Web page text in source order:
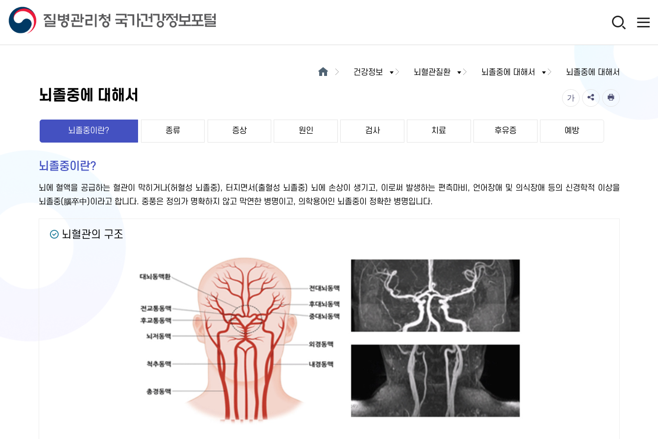
건강정보 뇌혈관질환 뇌졸중에 대해서 뇌졸중에 대해서
뇌졸중에 대해서 가
뇌졸중이란? 종류 증상 원인 검사 치료 후유증 예방
뇌졸중이란?
뇌에 혈액을 공급하는 혈관이 막히거나(허혈성 뇌졸중), 터지면서(출혈성 뇌졸중) 뇌에 손상이 생기고, 이로써 발생하는 편측마비, 언어장애 및 의식장애 등의 신경학적 이상을
뇌졸중(腦卒中)이라고 합니다. 중풍은 정의가 명확하지 않고 막연한 병명이고, 의학용어인 뇌졸중이 정확한 병명입니다.
뇌혈관의 구조